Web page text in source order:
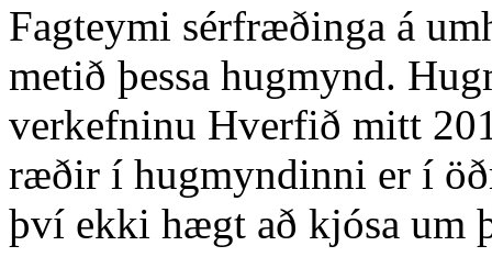
Fagteymi sérfræðinga á
metið þessa hugmynd.
verkefninu Hverfið mitt
ræðir í hugmyndinni er í
því ekki hægt að kjósa um